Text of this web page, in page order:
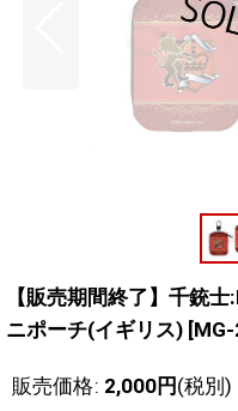
【販売期間終了】千銃
ニポーチ(イギリス) [
販売価格: 2,000円 (税別)